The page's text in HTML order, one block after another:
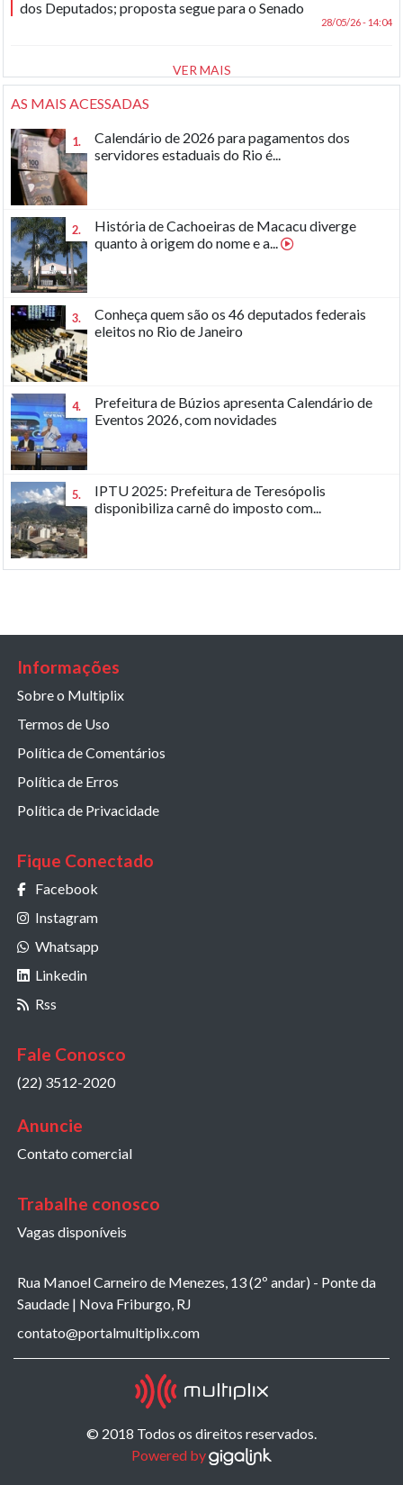
dos Deputados; proposta segue para o Senado
28/05/26 - 14:04
VER MAIS
AS MAIS ACESSADAS
1.
Calendário de 2026 para pagamentos dos
servidores estaduais do Rio é...
2.
História de Cachoeiras de Macacu diverge
quanto à origem do nome e a...
3.
Conheça quem são os 46 deputados federais
eleitos no Rio de Janeiro
4.
Prefeitura de Búzios apresenta Calendário de
Eventos 2026, com novidades
5.
IPTU 2025: Prefeitura de Teresópolis
disponibiliza carnê do imposto com...
Informações
Sobre o Multiplix
Termos de Uso
Política de Comentários
Política de Erros
Política de Privacidade
Fique Conectado
Facebook
Instagram
Whatsapp
Linkedin
Rss
Fale Conosco
(22) 3512-2020
Anuncie
Contato comercial
Trabalhe conosco
Vagas disponíveis
Rua Manoel Carneiro de Menezes, 13 (2º andar) - Ponte da
Saudade | Nova Friburgo, RJ
contato@portalmultiplix.com
© 2018 Todos os direitos reservados.
Powered by